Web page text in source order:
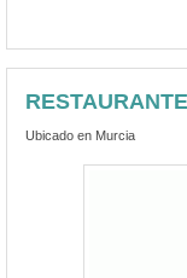
Ubicado en Murcia